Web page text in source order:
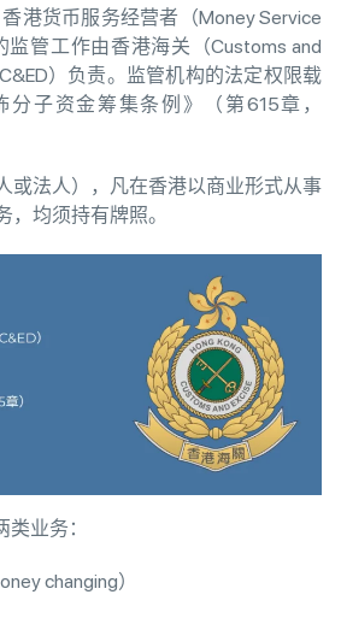
港货币服务经营者（Money Service
监管工作由香港海关（Customs and
）负责。监管机构的法定权限载
子资金筹集条例》（第615章，
或法人），凡在香港以商业形式从事
，均须持有牌照。
业务：
changing）